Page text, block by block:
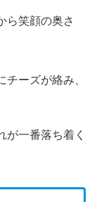
ら笑顔の奥さ
ーズが絡み、
が一番落ち着く